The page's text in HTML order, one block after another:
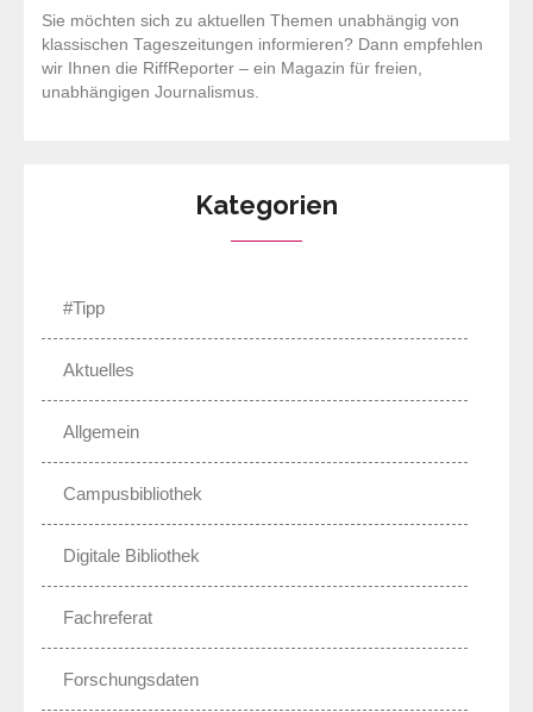
Sie möchten sich zu aktuellen Themen unabhängig von
klassischen Tageszeitungen informieren? Dann empfehlen
wir Ihnen die RiffReporter – ein Magazin für freien,
unabhängigen Journalismus.
Kategorien
#Tipp
Aktuelles
Allgemein
Campusbibliothek
Digitale Bibliothek
Fachreferat
Forschungsdaten